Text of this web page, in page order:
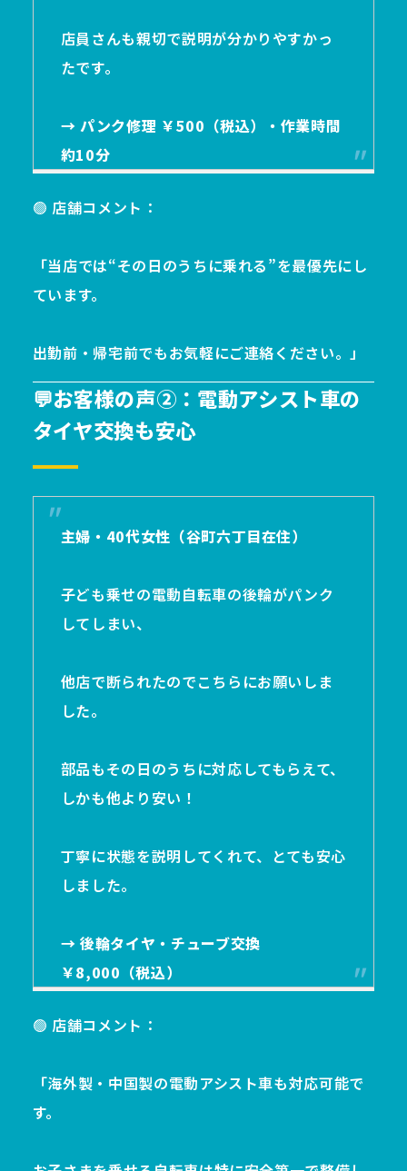
店員さんも親切で説明が分かりやすかっ
たです。
→ パンク修理 ￥500（税込）・作業時間
約10分
🟢 店舗コメント：
「当店では“その日のうちに乗れる”を最優先にし
ています。
出勤前・帰宅前でもお気軽にご連絡ください。」
💬お客様の声②：電動アシスト車の
タイヤ交換も安心
主婦・40代女性（谷町六丁目在住）
子ども乗せの電動自転車の後輪がパンク
してしまい、
他店で断られたのでこちらにお願いしま
した。
部品もその日のうちに対応してもらえて、
しかも他より安い！
丁寧に状態を説明してくれて、とても安心
しました。
→ 後輪タイヤ・チューブ交換
￥8,000（税込）
🟢 店舗コメント：
「海外製・中国製の電動アシスト車も対応可能で
す。